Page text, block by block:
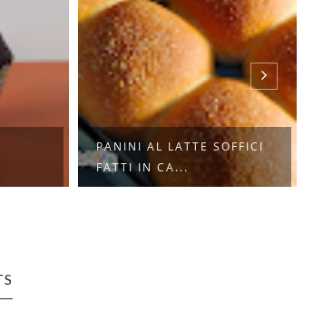
MERINGHE AL CAFFÈ